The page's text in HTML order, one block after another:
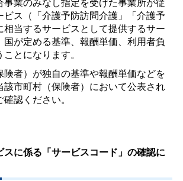
ビス（「介護予防訪問介護」「介護予
相当するサービスとして提供するサー
国が定める基準、報酬単価、利用者負
とになります。
険者）が独自の基準や報酬単価などを
該市町村（保険者）において公表され
認ください。
に係る「サービスコード」の確認に